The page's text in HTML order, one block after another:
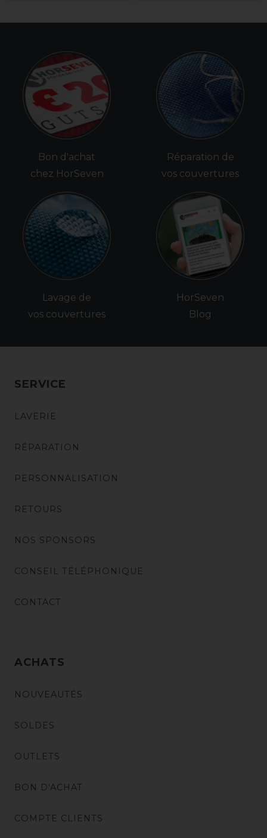
Bon d'achat
chez HorSeven
Lavage de
vos couvertures
Réparation de
vos couvertures
HorSeven
Blog
SERVICE
LAVERIE
RÉPARATION
PERSONNALISATION
RETOURS
NOS SPONSORS
CONSEIL TÉLÉPHONIQUE
CONTACT
ACHATS
NOUVEAUTÉS
SOLDES
OUTLETS
BON D'ACHAT
COMPTE CLIENTS